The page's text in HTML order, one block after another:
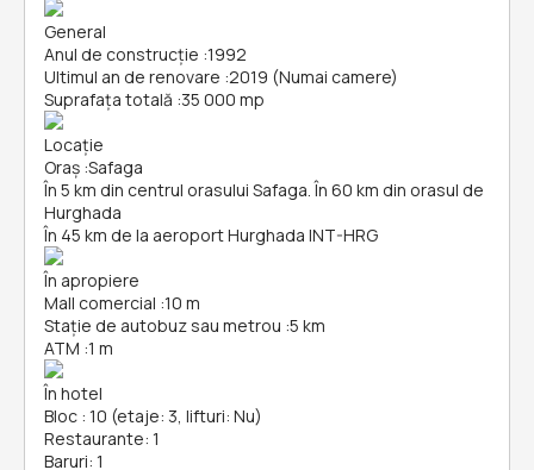
General
Anul de construcție :1992
Ultimul an de renovare :2019 (Numai camere)
Suprafața totală :35 000 mp
Locație
Oraș :Safaga
În 5 km din centrul orasului Safaga. În 60 km din orasul de
Hurghada
În 45 km de la aeroport Hurghada INT-HRG
În apropiere
Mall comercial :10 m
Stație de autobuz sau metrou :5 km
ATM :1 m
În hotel
Bloc : 10 (etaje: 3, lifturi: Nu)
Restaurante: 1
Baruri: 1